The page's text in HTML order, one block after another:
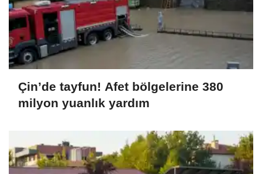
Çin’de tayfun! Afet bölgelerine 380
milyon yuanlık yardım